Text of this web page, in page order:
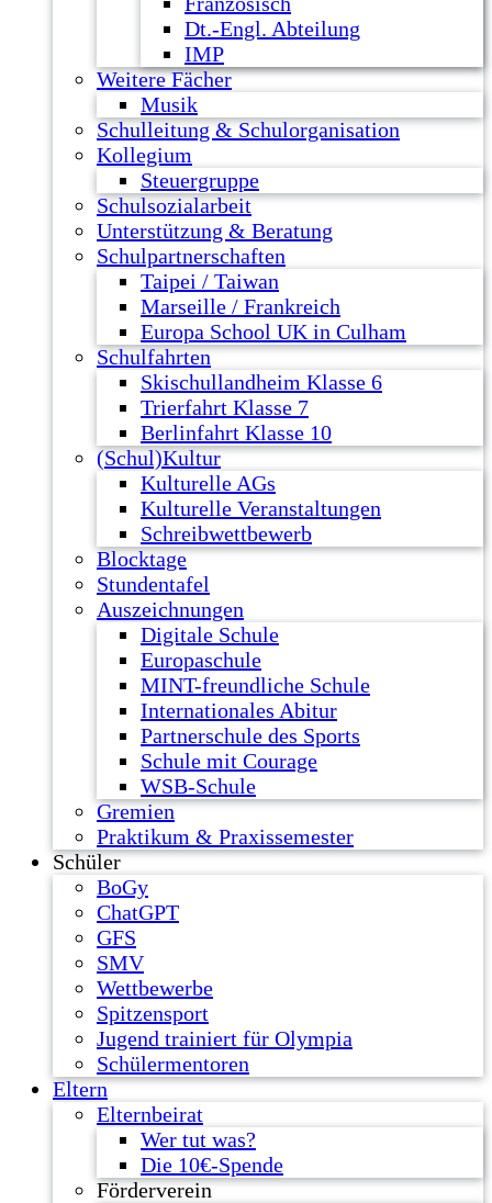
Dt.-Engl. Abteilung
IMP
Weitere Fächer
Musik
Schulleitung & Schulorganisation
Kollegium
Steuergruppe
Schulsozialarbeit
Unterstützung & Beratung
Schulpartnerschaften
Taipei / Taiwan
Marseille / Frankreich
Europa School UK in Culham
Schulfahrten
Skischullandheim Klasse 6
Trierfahrt Klasse 7
Berlinfahrt Klasse 10
(Schul)Kultur
Kulturelle AGs
Kulturelle Veranstaltungen
Schreibwettbewerb
Blocktage
Stundentafel
Auszeichnungen
Digitale Schule
Europaschule
MINT-freundliche Schule
Internationales Abitur
Partnerschule des Sports
Schule mit Courage
WSB-Schule
Gremien
Praktikum & Praxissemester
Schüler
BoGy
ChatGPT
GFS
SMV
Wettbewerbe
Spitzensport
Jugend trainiert für Olympia
Schülermentoren
Eltern
Elternbeirat
Wer tut was?
Die 10€-Spende
Förderverein